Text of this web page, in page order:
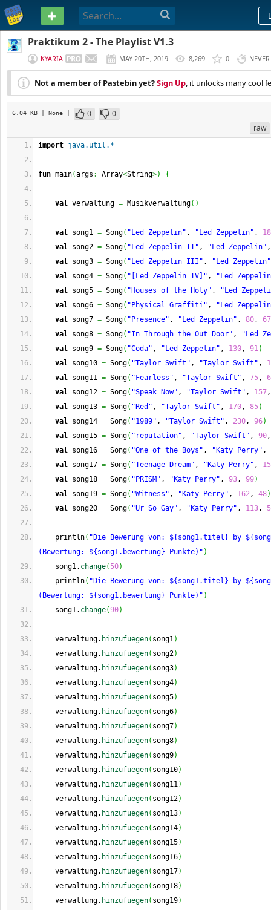
PASTEBIN
Praktikum 2 - The Playlist V1.3
KYARIA MAY 20TH, 2019 8,269 0 NEVER
Not a member of Pastebin yet?Sign Up, it unlocks many cool
6.04 KB | None | 0
0
raw
import java.util.*
fun main(args : Array<String>) {
val verwaltung = Musikverwaltung( )
val song1 = Song( "Led Zeppelin" , "Led Zeppelin" ,
val song2 = Song( "Led Zeppelin II" , "Led Zeppelin"
val song3 = Song( "Led Zeppelin III" ,
"Led Zeppelin"
val song4 = Song( "[Led Zeppelin IV]" ,
"Led
val song5 = Song( "Houses of the Holy" ,
"Led
val song6 = Song( "Physical Graffiti" ,
"Led
val song7 = Song( "Presence" , "Led Zeppelin" , 80, 67
val song8 = Song( "In Through the Out Door" ,
"Led
val song9 = Song( "Coda" , "Led Zeppelin" , 130, 91)
val song10 = Song( "Taylor Swift" , "Taylor Swift" ,
val song11 = Song( "Fearless" , "Taylor Swift" , 75,
val song12 = Song( "Speak Now" , "Taylor Swift" , 157
val song13 = Song( "Red" , "Taylor Swift" , 170, 85)
val song14 = Song( "1989" , "Taylor Swift" , 230, 96)
val song15 = Song( "reputation" , "Taylor Swift" , 90
val song16 = Song( "One of the Boys" , "Katy Perry" ,
val song17 = Song( "Teenage Dream" , "Katy Perry" ,
val song18 = Song( "PRISM" , "Katy Perry" , 93, 99)
val song19 = Song( "Witness" , "Katy Perry" , 162, 48)
val song20 = Song( "Ur So Gay" , "Katy Perry" , 113,
println( "Die Bewerung von: ${song1.titel} by
(Bewertung: ${song1.bewertung} Punkte)" )
song1. change( 50)
println( "Die Bewerung von: ${song1.titel} by
(Bewertung: ${song1.bewertung} Punkte)" )
song1. change(90)
verwaltung. hinzufuegen( song1)
verwaltung. hinzufuegen( song2)
verwaltung. hinzufuegen( song3)
verwaltung. hinzufuegen( song4)
verwaltung. hinzufuegen( song5)
verwaltung. hinzufuegen( song6)
verwaltung. hinzufuegen( song7)
verwaltung. hinzufuegen( song8)
verwaltung. hinzufuegen( song9)
verwaltung. hinzufuegen( song10)
verwaltung. hinzufuegen( song11)
verwaltung. hinzufuegen( song12)
verwaltung. hinzufuegen( song13)
verwaltung. hinzufuegen( song14)
verwaltung. hinzufuegen( song15)
verwaltung. hinzufuegen( song16)
verwaltung. hinzufuegen( song17)
verwaltung. hinzufuegen( song18)
verwaltung. hinzufuegen( song19)